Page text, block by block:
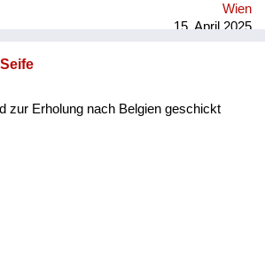
Wien
15. April 2025
zur Erholung nach Belgien geschickt